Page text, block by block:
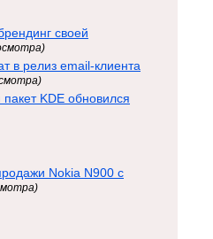
своей
в релиз email-клиента
KDE обновился
Nokia N900 с